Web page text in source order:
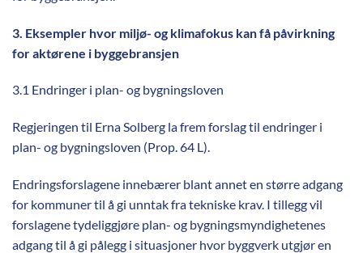
3. Eksempler hvor miljø- og klimafokus kan få påvirkning
for aktørene i byggebransjen
3.1 Endringer i plan- og bygningsloven
Regjeringen til Erna Solberg la frem forslag til endringer i
plan- og bygningsloven (Prop. 64 L).
Endringsforslagene innebærer blant annet en større adgang
for kommuner til å gi unntak fra tekniske krav. I tillegg vil
forslagene tydeliggjøre plan- og bygningsmyndighetenes
adgang til å gi pålegg i situasjoner hvor byggverk utgjør en